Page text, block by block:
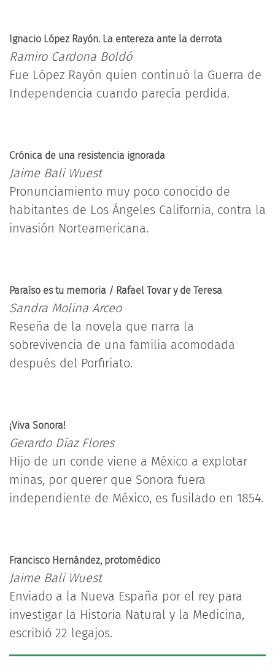
Ignacio López Rayón. La entereza ante la derrota
Ramiro Cardona Boldó
Fue López Rayón quien continuó la Guerra de
Independencia cuando parecía perdida.
Crónica de una resistencia ignorada
Jaime Bali Wuest
Pronunciamiento muy poco conocido de
habitantes de Los Ángeles California, contra la
invasión Norteamericana.
Paraíso es tu memoria / Rafael Tovar y de Teresa
Sandra Molina Arceo
Reseña de la novela que narra la
sobrevivencia de una familia acomodada
después del Porfiriato.
¡Viva Sonora!
Gerardo Díaz Flores
Hijo de un conde viene a México a explotar
minas, por querer que Sonora fuera
independiente de México, es fusilado en 1854.
Francisco Hernández, protomédico
Jaime Bali Wuest
Enviado a la Nueva España por el rey para
investigar la Historia Natural y la Medicina,
escribió 22 legajos.